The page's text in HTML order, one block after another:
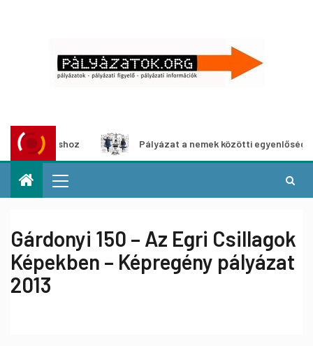
Pályázat a nemek közötti egyenlőség európai
Gárdonyi 150 – Az Egri Csillagok
Képekben – Képregény pályázat
2013